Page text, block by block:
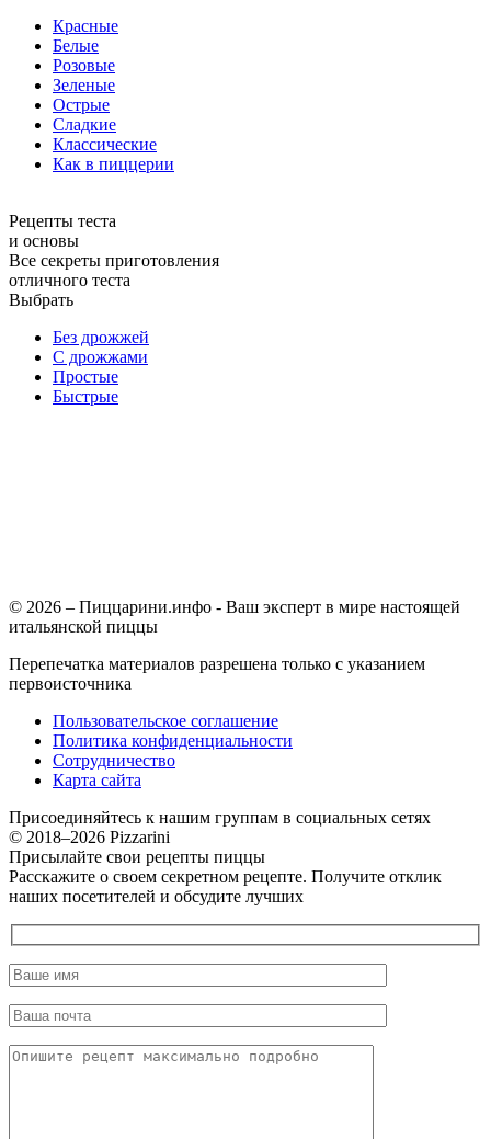
Красные
Белые
Розовые
Зеленые
Острые
Сладкие
Классические
Как в пиццерии
Рецепты теста
и основы
Все секреты приготовления
отличного теста
Выбрать
Без дрожжей
С дрожжами
Простые
Быстрые
© 2026 – Пиццарини.инфо - Ваш эксперт в мире настоящей
итальянской пиццы
Перепечатка материалов разрешена только с указанием
первоисточника
Пользовательское соглашение
Политика конфиденциальности
Сотрудничество
Карта сайта
Присоединяйтесь к нашим группам в социальных сетях
© 2018–2026 Pizzarini
Присылайте свои рецепты пиццы
Расскажите о своем секретном рецепте. Получите отклик
наших посетителей и обсудите лучших